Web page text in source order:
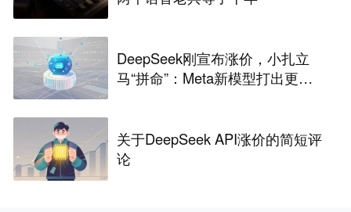
DeepSeek刚宣布涨价，小扎立
马“拼命”：Meta新模型打出更低
关于DeepSeek API涨价的简短评
论